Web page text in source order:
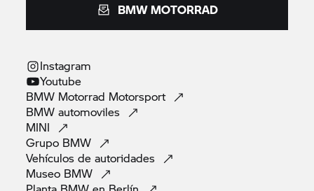
BMW MOTORRAD
Instagram
Youtube
BMW Motorrad Motorsport
BMWautomoviles
MINI
Grupo BMW
Vehículos deautoridades
Museo BMW